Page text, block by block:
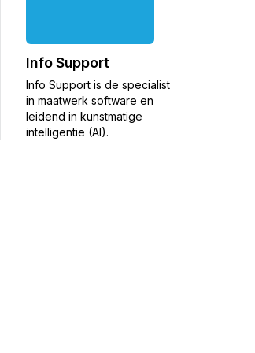
Info Support
Info Support is de specialist
in maatwerk software en
leidend in kunstmatige
intelligentie (AI).